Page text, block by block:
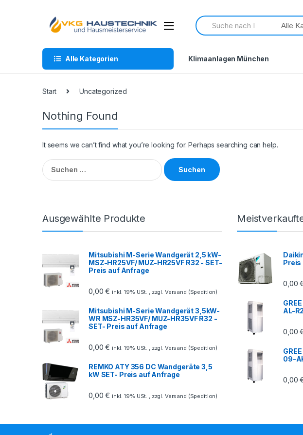
Search
for:
Alle Kategorien Klimaanlagen München
Start Uncategorized
Nothing Found
It seems we can’t find what you’re looking for. Perhaps searching can help.
Suchen
nach:
Ausgewählte Produkte
Mitsubishi M-Serie Wandgerät 2,5 kW-
MSZ-HR25VF/ MUZ-HR25VF R32 - SET-
Preis auf Anfrage
0,00€ inkl. 19% USt. , zzgl. Versand (Spedition)
Mitsubishi M-Serie Wandgerät 3,5kW-
WR MSZ-HR35VF/ MUZ-HR35VF R32 -
SET- Preis auf Anfrage
0,00€ inkl. 19% USt. , zzgl. Versand (Spedition)
REMKO ATY 356 DC Wandgeräte 3,5
kW SET- Preis auf Anfrage
0,00€ inkl. 19% USt. , zzgl. Versand (Spedition)
Preis
0,00
AL-
0,00
09-
0,00